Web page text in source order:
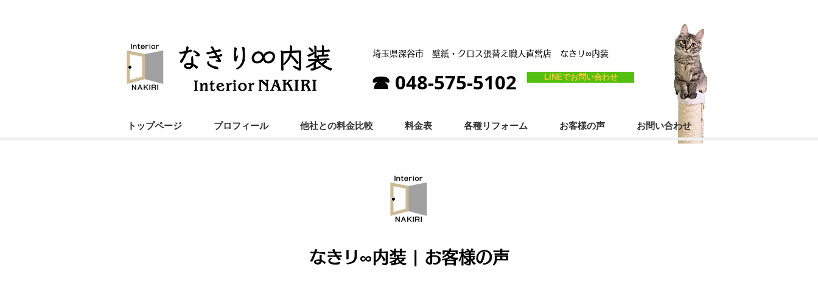
埼玉県深谷市 壁紙・クロス張替え職人直営店 なき リ ∞内装
☎ 048-575-5102 LINEでお問い合わせ
トップページ プロフィール 他社との料金比較 料金表 各種リフォーム お客様の声 お問い合わせ
なきリ∞内装 | お客様の声